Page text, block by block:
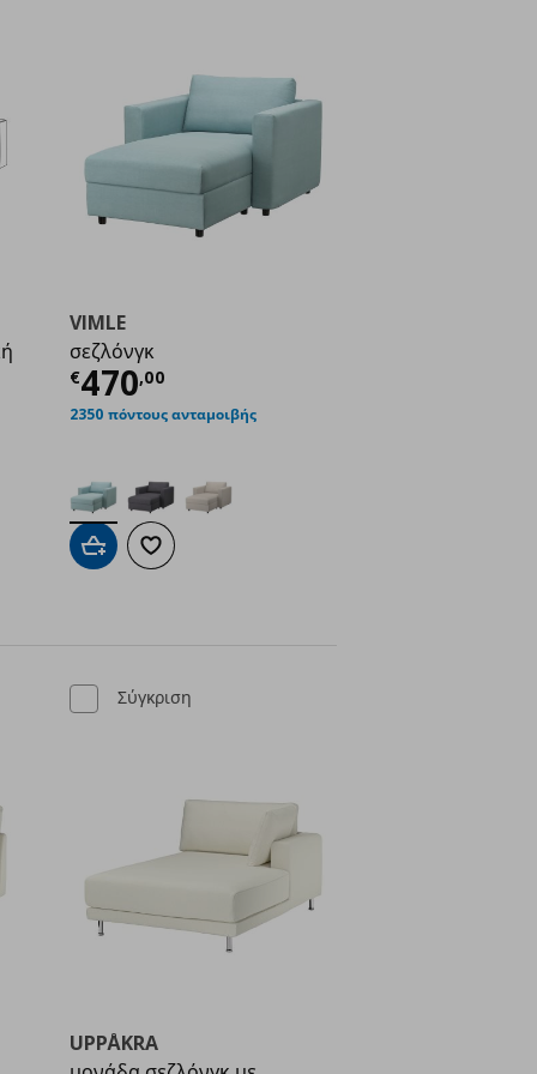
€ 700,00
VIMLE
σεζλόνγκ
€470,00
Τρέχουσα τιμή
2350 πόντους ανταμοιβής
Προσθήκη στο καλάθι
Προσθήκη στα αγαπημένα
Σύγκριση
UPPÅKRA